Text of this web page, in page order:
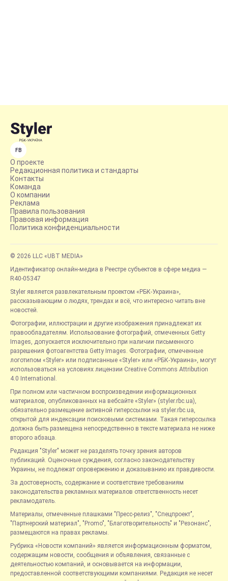
FB
О проекте
Редакционная политика и стандарты
Контакты
Команда
О компании
Реклама
Правила пользования
Правовая информация
Политика конфиденциальности
© 2026 LLC «UBT MEDIA»
Идентификатор онлайн-медиа в Реестре субъектов в сфере медиа —
R40-05347
Styler является развлекательным проектом «РБК-Украина»,
рассказывающим о людях, трендах и всё, что интересно читать вне
новостей.
Фотографии, иллюстрации и другие изображения принадлежат их
правообладателям. Использование фотографий, отмеченных Getty
Images, допускается исключительно при наличии письменного
разрешения фотоагентства Getty Images. Фотографии, отмеченные
логотипом «Styler» или подписанные «Styler» или «РБК-Украина», могут
использоваться на условиях лицензии Creative Commons Attribution
4.0 International.
При полном или частичном воспроизведении информационных
материалов, опубликованных на вебсайте «Styler» (styler.rbc.ua),
обязательно размещение активной гиперссылки на styler.rbc.ua,
открытой для индексации поисковыми системами. Такая гиперссылка
должна быть размещена непосредственно в тексте материала не ниже
второго абзаца.
Редакция "Styler" может не разделять точку зрения авторов
публикаций. Оценочные суждения, согласно законодательству
Украины, не подлежат опровержению и доказыванию их правдивости.
За достоверность, содержание и соответствие требованиям
законодательства рекламных материалов ответственность несет
рекламодатель.
Материалы, отмеченные плашками "Пресс-релиз", "Спецпроект",
"Партнерский материал", "Promo", "Благотворительность" и "Резонанс",
размещаются на правах рекламы.
Рубрика «Новости компаний» является информационным форматом,
содержащим новости, сообщения и объявления, связанные с
деятельностью компаний, и основывается на информации,
предоставленной соответствующими компаниями. Редакция не несет